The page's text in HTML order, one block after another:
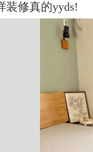
装修真的yyds!